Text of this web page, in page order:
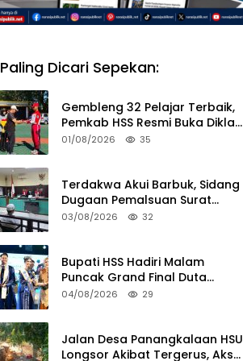
Paling Dicari Sepekan:
Gembleng 32 Pelajar Terbaik,
Pemkab HSS Resmi Buka Diklat
Paskibraka 2026
01/08/2026 35
Terdakwa Akui Barbuk, Sidang
Dugaan Pemalsuan Surat
Tanah di HSS Akan Berlanjut
03/08/2026 32
Bupati HSS Hadiri Malam
Puncak Grand Final Duta
Pariwisata 2026
04/08/2026 29
Jalan Desa Panangkalaan HSU
Longsor Akibat Tergerus, Akses